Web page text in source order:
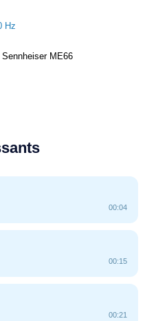
Hz
ME66
00:04
00:15
00:21